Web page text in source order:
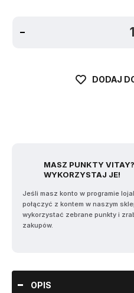
DODAJ
MASZ PUNKTY VITAY?
WYKORZYSTAJ JE!
Jeśli masz konto w programie
połączyć z kontem w naszym
wykorzystać zebrane punkty i
zakupów.
OPIS